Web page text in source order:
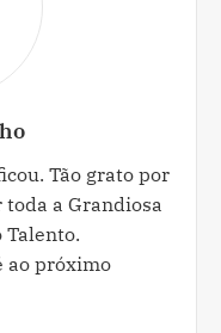
Tão grato por
a Grandiosa
Talento.
ao próximo